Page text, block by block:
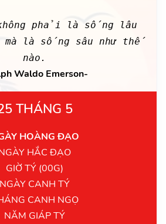
phải là sống lâu
là sống sâu như thế
nào.
Waldo Emerson-
THÁNG 5
HOÀNG ĐẠO
HẮC ĐẠO
GIỜ TÝ (00G)
NGÀY CANH TÝ
CANH NGỌ
NĂM GIÁP TÝ